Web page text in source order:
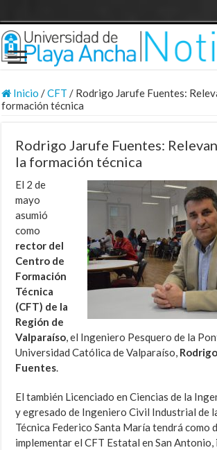
Inicio /CFT / Rodrigo Jarufe Fuentes:
formación técnica
Rodrigo Jarufe Fuentes:
la formación técnica
El 2 de
mayo
asumió
como
rector del
Centro de
Formación
Técnica
(CFT) de la
Región de
Valparaíso, el Ingeniero Pesquero de la
Universidad Católica de Valparaíso,
Fuentes.
El también Licenciado en Ciencias de la
y egresado de Ingeniero Civil Industrial de
Técnica Federico Santa María tendrá como
implementar el CFT Estatal en San